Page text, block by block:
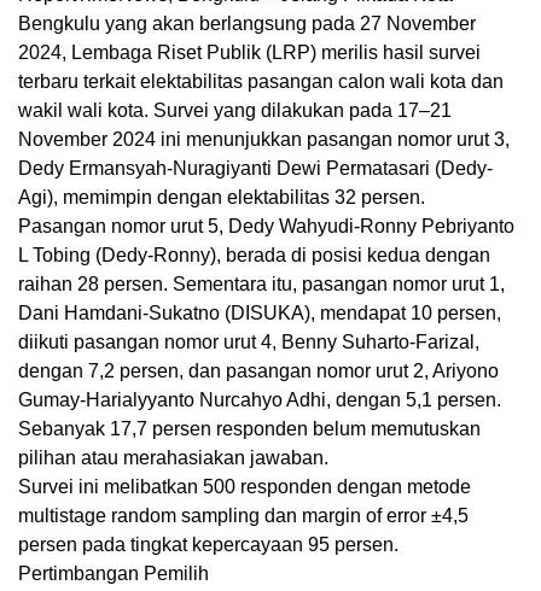
Bengkulu yang akan berlangsung pada 27 November
2024, Lembaga Riset Publik (LRP) merilis hasil survei
terbaru terkait elektabilitas pasangan calon wali kota dan
wakil wali kota. Survei yang dilakukan pada 17–21
November 2024 ini menunjukkan pasangan nomor urut 3,
Dedy Ermansyah-Nuragiyanti Dewi Permatasari (Dedy-
Agi), memimpin dengan elektabilitas 32 persen.
Pasangan nomor urut 5, Dedy Wahyudi-Ronny Pebriyanto
L Tobing (Dedy-Ronny), berada di posisi kedua dengan
raihan 28 persen. Sementara itu, pasangan nomor urut 1,
Dani Hamdani-Sukatno (DISUKA), mendapat 10 persen,
diikuti pasangan nomor urut 4, Benny Suharto-Farizal,
dengan 7,2 persen, dan pasangan nomor urut 2, Ariyono
Gumay-Harialyyanto Nurcahyo Adhi, dengan 5,1 persen.
Sebanyak 17,7 persen responden belum memutuskan
pilihan atau merahasiakan jawaban.
Survei ini melibatkan 500 responden dengan metode
multistage random sampling dan margin of error ±4,5
persen pada tingkat kepercayaan 95 persen.
Pertimbangan Pemilih